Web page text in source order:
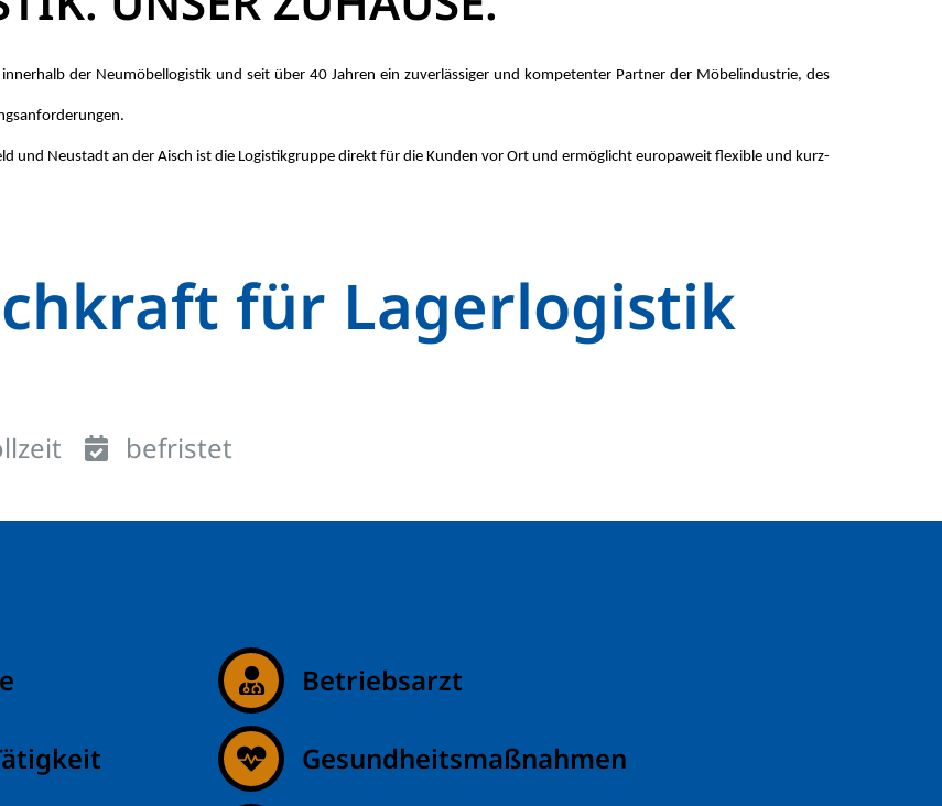
für Lagerlogistik
befristet
der Neu­mö­bel­lo­gis­tik und seit über 40 Jah­ren ein zu­ver­läs­si­ger und kom­pe­ten­ter Part­ner der Mö­bel­in­dus­trie, des
und Neu­stadt an der Aisch ist die Lo­gis­tik­grup­pe di­rekt für die Kun­den vor Ort und er­mög­licht eu­ro­pa­weit fle­xib­le und kurz­
Betriebsarzt
Gesundheitsmaßnahmen